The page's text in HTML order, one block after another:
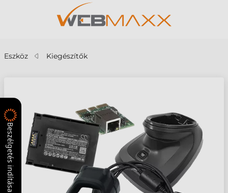
Eszköz Kiegészítők
Beszélgetés indítása